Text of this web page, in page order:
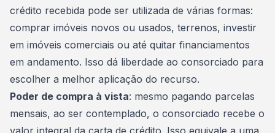
crédito recebida pode ser utilizada de várias formas:
comprar imóveis novos ou usados, terrenos, investir
em imóveis comerciais ou até quitar financiamentos
em andamento. Isso dá liberdade ao consorciado para
escolher a melhor aplicação do recurso.
Poder de compra à vista: mesmo pagando parcelas
mensais, ao ser contemplado, o consorciado recebe o
valor integral da carta de crédito. Isso equivale a uma